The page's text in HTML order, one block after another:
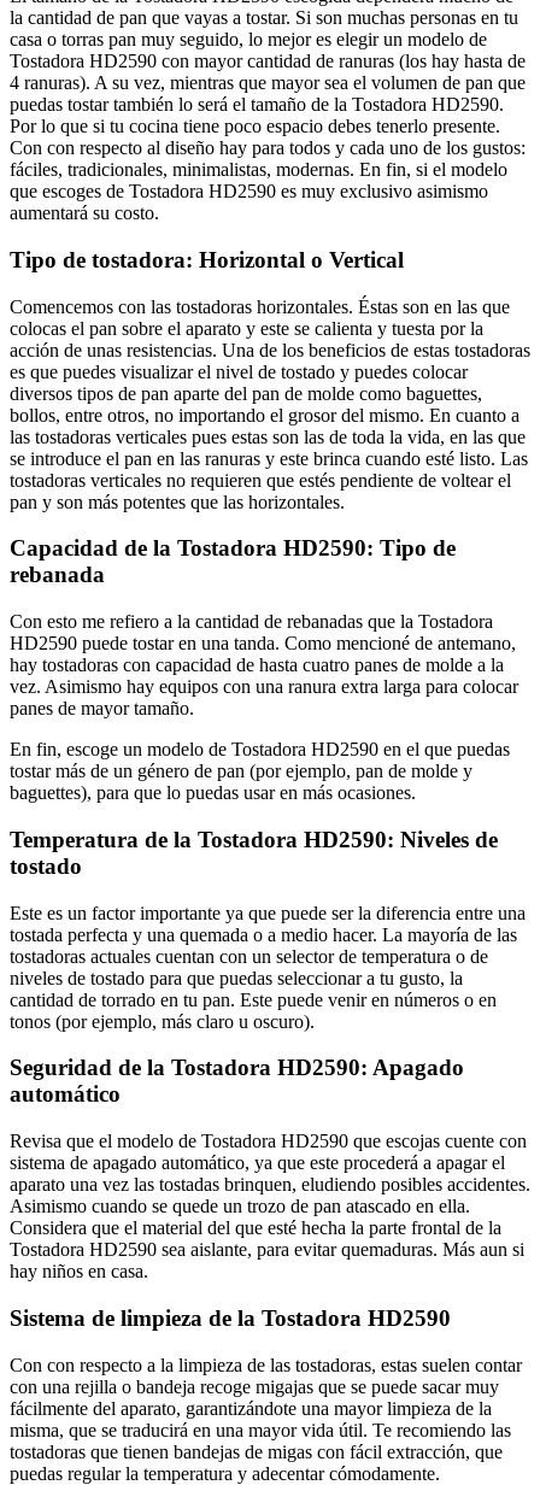
la cantidad de pan que vayas a tostar. Si son muchas personas en tu
casa o torras pan muy seguido, lo mejor es elegir un modelo de
Tostadora HD2590 con mayor cantidad de ranuras (los hay hasta de
4 ranuras). A su vez, mientras que mayor sea el volumen de pan que
puedas tostar también lo será el tamaño de la Tostadora HD2590.
Por lo que si tu cocina tiene poco espacio debes tenerlo presente.
Con con respecto al diseño hay para todos y cada uno de los gustos:
fáciles, tradicionales, minimalistas, modernas. En fin, si el modelo
que escoges de Tostadora HD2590 es muy exclusivo asimismo
aumentará su costo.
Tipo de tostadora: Horizontal o Vertical
Comencemos con las tostadoras horizontales. Éstas son en las que
colocas el pan sobre el aparato y este se calienta y tuesta por la
acción de unas resistencias. Una de los beneficios de estas tostadoras
es que puedes visualizar el nivel de tostado y puedes colocar
diversos tipos de pan aparte del pan de molde como baguettes,
bollos, entre otros, no importando el grosor del mismo. En cuanto a
las tostadoras verticales pues estas son las de toda la vida, en las que
se introduce el pan en las ranuras y este brinca cuando esté listo. Las
tostadoras verticales no requieren que estés pendiente de voltear el
pan y son más potentes que las horizontales.
Capacidad de la Tostadora HD2590: Tipo de
rebanada
Con esto me refiero a la cantidad de rebanadas que la Tostadora
HD2590 puede tostar en una tanda. Como mencioné de antemano,
hay tostadoras con capacidad de hasta cuatro panes de molde a la
vez. Asimismo hay equipos con una ranura extra larga para colocar
panes de mayor tamaño.
En fin, escoge un modelo de Tostadora HD2590 en el que puedas
tostar más de un género de pan (por ejemplo, pan de molde y
baguettes), para que lo puedas usar en más ocasiones.
Temperatura de la Tostadora HD2590: Niveles de
tostado
Este es un factor importante ya que puede ser la diferencia entre una
tostada perfecta y una quemada o a medio hacer. La mayoría de las
tostadoras actuales cuentan con un selector de temperatura o de
niveles de tostado para que puedas seleccionar a tu gusto, la
cantidad de torrado en tu pan. Este puede venir en números o en
tonos (por ejemplo, más claro u oscuro).
Seguridad de la Tostadora HD2590: Apagado
automático
Revisa que el modelo de Tostadora HD2590 que escojas cuente con
sistema de apagado automático, ya que este procederá a apagar el
aparato una vez las tostadas brinquen, eludiendo posibles accidentes.
Asimismo cuando se quede un trozo de pan atascado en ella.
Considera que el material del que esté hecha la parte frontal de la
Tostadora HD2590 sea aislante, para evitar quemaduras. Más aun si
hay niños en casa.
Sistema de limpieza de la Tostadora HD2590
Con con respecto a la limpieza de las tostadoras, estas suelen contar
con una rejilla o bandeja recoge migajas que se puede sacar muy
fácilmente del aparato, garantizándote una mayor limpieza de la
misma, que se traducirá en una mayor vida útil. Te recomiendo las
tostadoras que tienen bandejas de migas con fácil extracción, que
puedas regular la temperatura y adecentar cómodamente.